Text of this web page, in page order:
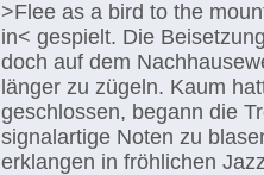
>Flee as a bird to the
in< gespielt. Die
doch auf dem
länger zu zügeln. Kaum
geschlossen, begann die
signalartige Noten zu
erklangen in fröhlichen